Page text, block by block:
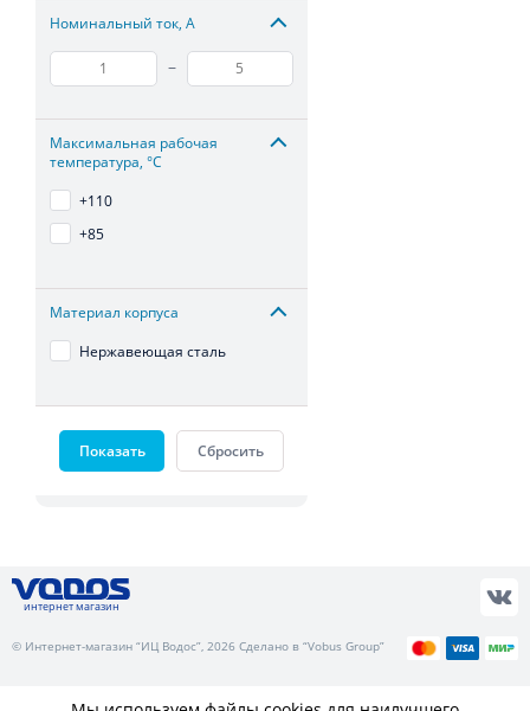
Номинальный ток, А
–
Максимальная рабочая
температура, °С
+110
+85
Материал корпуса
Нержавеющая сталь
Показать Сбросить
интернет магазин
© Интернет-магазин “ИЦ Водос”, 2026 Сделано в “Vobus Group”